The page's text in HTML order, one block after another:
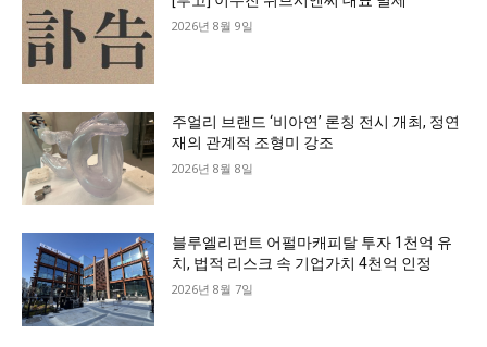
2026년 8월 9일
주얼리 브랜드 ‘비아연’ 론칭 전시 개최, 정연
재의 관계적 조형미 강조
2026년 8월 8일
블루엘리펀트 어펄마캐피탈 투자 1천억 유
치, 법적 리스크 속 기업가치 4천억 인정
2026년 8월 7일